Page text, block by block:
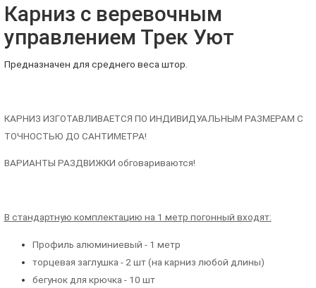
Карниз с веревочным
управлением Трек Уют
Предназначен для среднего веса штор.
КАРНИЗ ИЗГОТАВЛИВАЕТСЯ ПО ИНДИВИДУАЛЬНЫМ РАЗМЕРАМ С
ТОЧНОСТЬЮ ДО САНТИМЕТРА!
ВАРИАНТЫ РАЗДВИЖКИ обговариваются!
В стандартную комплектацию на 1 метр погонный входят:
Профиль алюминиевый - 1 метр
торцевая заглушка - 2 шт (на карниз любой длины)
бегунок для крючка - 10 шт